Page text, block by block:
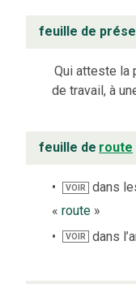
feuille de
Qui atteste la
de travail, à
feuille de route
VOIR
dans
« route »
VOIR dans